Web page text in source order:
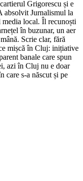
Grigorescu și e
absolvit Jurnalismul la
local. Îl recunoști
în buzunar, un aer
Scrie clar, fără
mișcă în Cluj: inițiative
banale care spun
azi în Cluj nu e doar
care s-a născut și pe